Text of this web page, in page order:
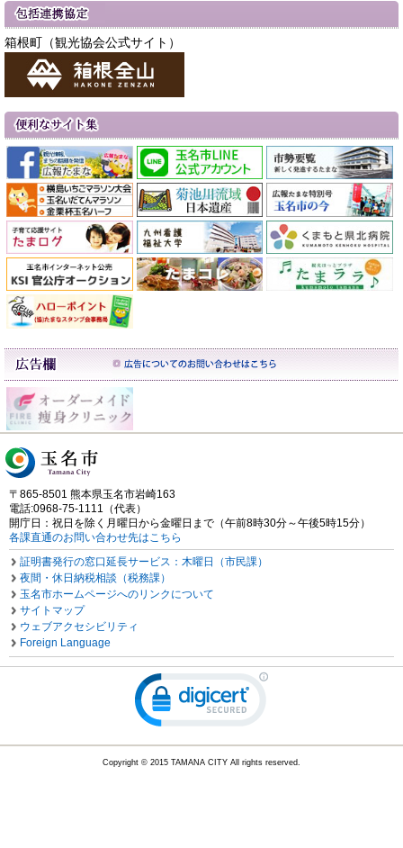
箱根町（観光協会公式サイト）
〒865-8501 熊本県玉名市岩崎163
電話:0968-75-1111（代表）
開庁日：祝日を除く月曜日から金曜日まで（午前8時30分～午後5時15分）
各課直通のお問い合わせ先はこちら
証明書発行の窓口延長サービス：木曜日（市民課）
夜間・休日納税相談（税務課）
玉名市ホームページへのリンクについて
サイトマップ
ウェブアクセシビリティ
Foreign Language
Copyright © 2015 TAMANA CITY All rights reserved.